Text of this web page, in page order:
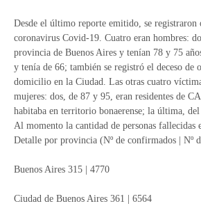
Desde el último reporte emitido, se registraron
coronavirus Covid-19. Cuatro eran hombres:
provincia de Buenos Aires y tenían 78 y 75
y tenía de 66; también se registró el deceso de
domicilio en la Ciudad. Las otras cuatro
mujeres: dos, de 87 y 95, eran residentes de
habitaba en territorio bonaerense; la última,
Al momento la cantidad de personas fallecidas
Detalle por provincia (Nº de confirmados | Nº
Buenos Aires 315 | 4770
Ciudad de Buenos Aires 361 | 6564